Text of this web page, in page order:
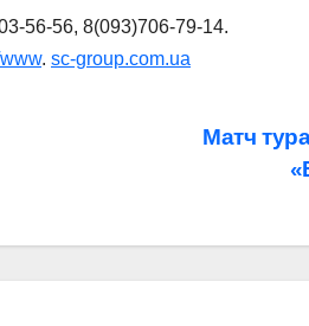
56-56, 8(093)706-79-14.
. sc-group.com.ua
Матч